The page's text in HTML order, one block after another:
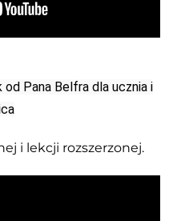
Pana Belfra dla ucznia i
i lekcji rozszerzonej.